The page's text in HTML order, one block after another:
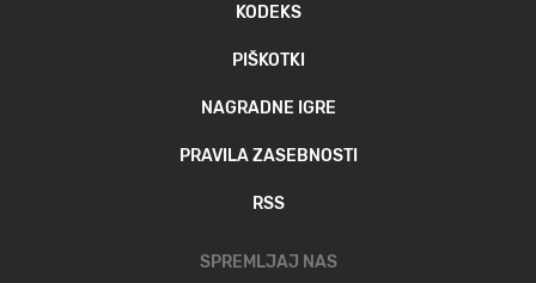
KODEKS
PIŠKOTKI
NAGRADNE IGRE
PRAVILA ZASEBNOSTI
RSS
SPREMLJAJ NAS